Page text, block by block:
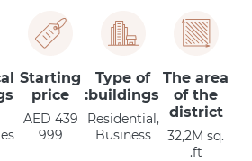
The area
of the
district
32,2M sq.
ft.
Type of
buildings:
Residential,
Business
Starting
price
AED 439
999